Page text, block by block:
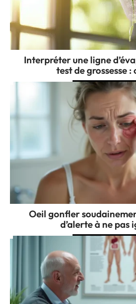
Interpréter une ligne
test de grossesse :
Oeil gonfler
d’alerte à ne pas